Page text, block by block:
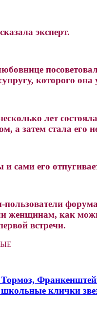
эксперт.
которого она
лет
а затем стала его
сами его
женщинам, как
встречи.
клички